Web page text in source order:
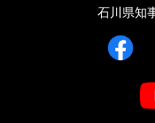
石川県知